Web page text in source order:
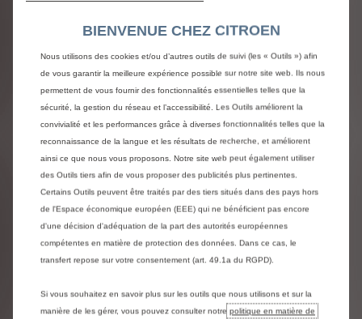
Banquette passager 2 places avec appui-têtes
Aménagements
Panneaux latéraux intérieurs rangs 2 et 3 de type
Isorel
Prise 12V dans la boîte à gants (120W max)
Revêtement de sol TPO dans la cabine
Multimédia
Combiné numérique LCD noir et blanc
Boitier télématique (appel d'urgence et
d'assistance géolocalisés + offres de services
Radio DAB Bluetooth® avec 4 Haut-Parleurs, écran
BIENVENUE CHEZ CITROEN
Nous utilisons des cookies et/ou d’autres outils de suivi (les « Outils ») afin
de vous garantir la meilleure expérience possible sur notre site web. Ils nous
permettent de vous fournir des fonctionnalités essentielles telles que la
sécurité, la gestion du réseau et l’accessibilité. Les Outils améliorent la
convivialité et les performances grâce à diverses fonctionnalités telles que la
reconnaissance de la langue et les résultats de recherche, et améliorent
ainsi ce que nous vous proposons. Notre site web peut également utiliser
des Outils tiers afin de vous proposer des publicités plus pertinentes.
Certains Outils peuvent être traités par des tiers situés dans des pays hors
de l'Espace économique européen (EEE) qui ne bénéficient pas encore
d'une décision d'adéquation de la part des autorités européennes
compétentes en matière de protection des données. Dans ce cas, le
transfert repose sur votre consentement (art. 49.1a du RGPD).
Si vous souhaitez en savoir plus sur les outils que nous utilisons et sur la
manière de les gérer, vous pouvez consulter notre politique en matière de